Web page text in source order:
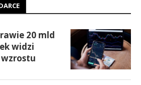
20 mld
widzi